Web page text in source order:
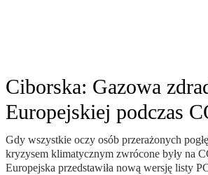
Ciborska: Gazowa
Europejskiej podczas
Gdy wszystkie oczy osób przerażonych
kryzysem klimatycznym zwrócone były na
Europejska przedstawiła nową wersję listy